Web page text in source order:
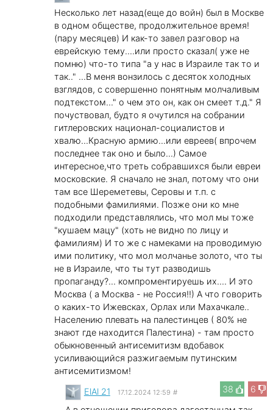
Несколько лет назад(еще до войн) был в Москве
в одном обществе, продолжительное время!
(пару месяцев) И как-то завел разговор на
еврейскую тему....или просто сказал( уже не
помню) что-то типа "а у нас в Израиле так то и
так.." ...В меня вонзилось с десяток холодных
взглядов, с совершенно понятным молчаливым
подтекстом..." о чем это он, как он смеет т.д." Я
почуствовал, будто я очутился на собрании
гитлеровских национал-социалистов и
хвалю...Красную армию...или евреев( впрочем
последнее так оно и было...) Самое
интересное,что треть собравшихся были евреи
московские. Я сначало не знал, потому что они
там все Шереметевы, Серовы и т.п. с
подобными фамилиями. Позже они ко мне
подходили представлялись, что мол мы тоже
"кушаем мацу" (хоть не видно по лицу и
фамилиям) И то же с намеками на проводимую
ими политику, что мол молчанье золото, что ты
не в Израиле, что ты тут разводишь
пропаганду?... компроментируешь их.... И это
Москва ( а Москва - не Россия!!) А что говорить
о каких-то Ижевсках, Орлах или Махачкале..
Населению плевать на палестинцев ( 80% не
знают где находится Палестина) - там просто
обыкновенный антисемитизм вдобавок
усиливающийся разжигаемым путинским
антисемитизмом!
38
6
ElAl 21 17.12.2024 12:59 #